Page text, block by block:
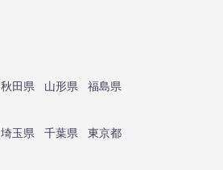
秋田県 山形県
福島県
埼玉県 千葉県
東京都